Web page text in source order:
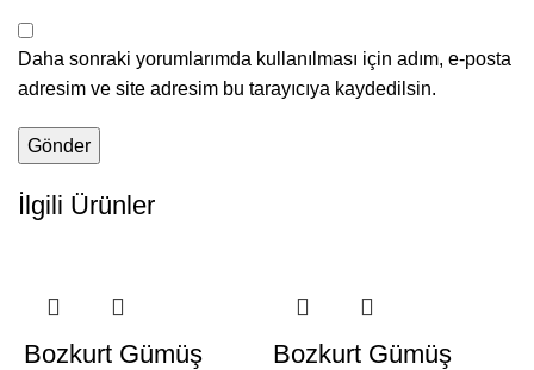
Daha sonraki yorumlarımda kullanılması için adım, e-posta
adresim ve site adresim bu tarayıcıya kaydedilsin.
İlgili Ürünler
Bozkurt Gümüş
Bozkurt Gümüş